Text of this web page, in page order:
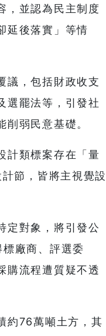
，並認為民主制度
延後落實」等情
議，包括財政收支
選罷法等，引發社
弱民意基礎。
計類標案存在「量
節，皆將主視覺設
定對象，將引發公
廠商、評選委
購流程遭質疑不透
約76萬噸土方，其